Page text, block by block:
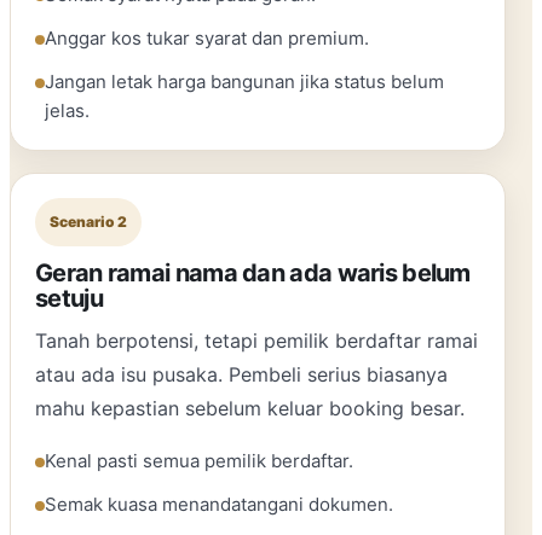
Anggar kos tukar syarat dan premium.
Jangan letak harga bangunan jika status belum
jelas.
Scenario 2
Geran ramai nama dan ada waris belum
setuju
Tanah berpotensi, tetapi pemilik berdaftar ramai
atau ada isu pusaka. Pembeli serius biasanya
mahu kepastian sebelum keluar booking besar.
Kenal pasti semua pemilik berdaftar.
Semak kuasa menandatangani dokumen.